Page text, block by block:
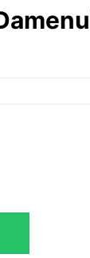
€.